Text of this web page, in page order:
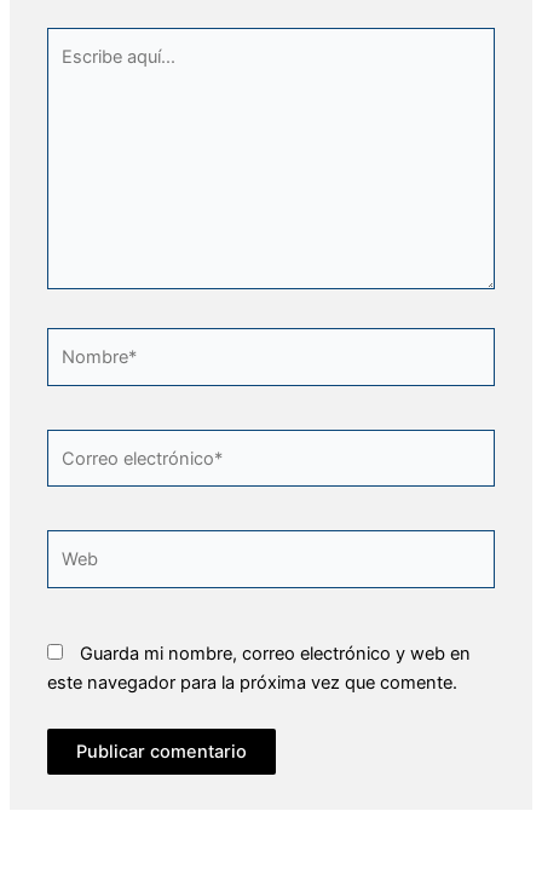
electrónico*
Guarda mi nombre, correo electrónico y web en
este navegador para la próxima vez que comente.